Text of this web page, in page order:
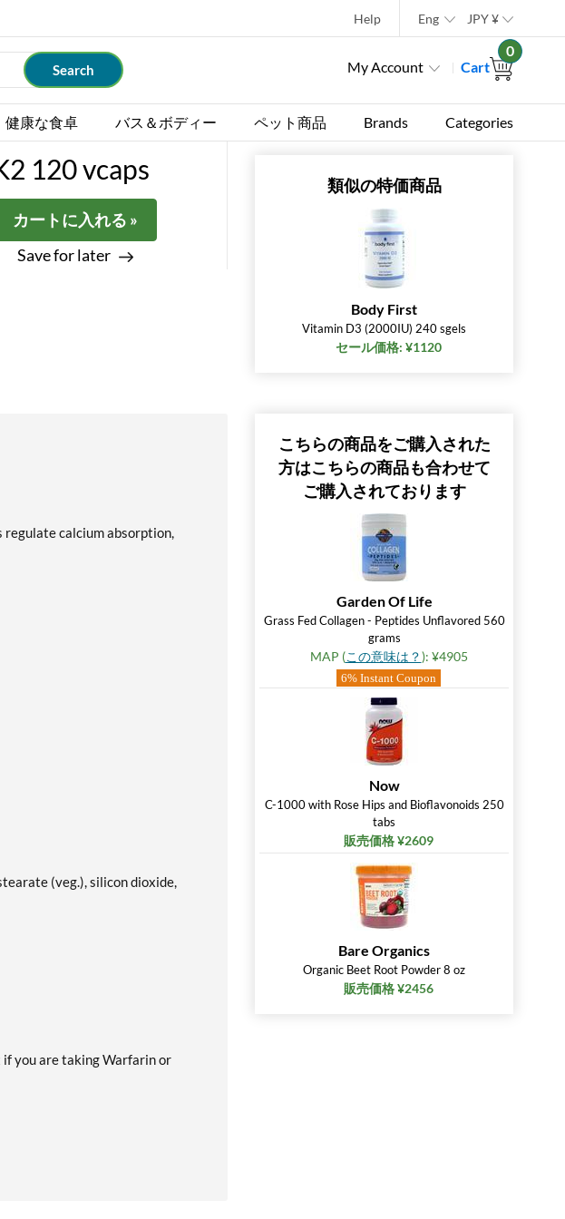
Help Eng JPY¥
My Account Cart
0
健康な食卓 バス＆ボディー ペット商品 Brands Categories
120 vcaps
カートに入れる »
Save for later
類似の特価商品
Body First
Vitamin D3 (2000IU) 240 sgels
セール価格: ¥1120
calcium absorption,
(veg.), silicon dioxide,
you are taking Warfarin or
こちらの商品をご購入された
方はこちらの商品も合わせて
ご購入されております
Garden Of Life
Grass Fed Collagen - Peptides Unflavored 560
grams
MAP (この意味は？): ¥4905
6% Instant Coupon
Now
C-1000 with Rose Hips and Bioflavonoids 250
tabs
販売価格 ¥2609
Bare Organics
Organic Beet Root Powder 8 oz
販売価格 ¥2456